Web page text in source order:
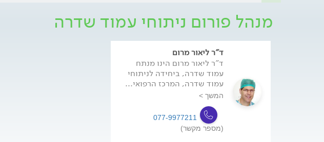
מנהל פורום ניתוחי עמוד שדרה
ד"ר ליאור מרום
ד"ר ליאור מרום הינו מנתח
עמוד שדרה, ביחידה לניתוחי
עמוד שדרה, המרכז הרפואי...
המשך >
077-9977211
(מספר מקשר)